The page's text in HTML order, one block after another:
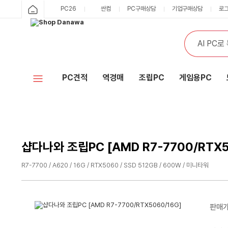
PC26 싼컴 PC구매상담 기업구매상담 로
통
합
검
색
검
색
PC견적 역경매 조립PC 게임용PC
샵다나와 조립PC [AMD R7-7700/
R7-7700 / A620 / 16G / RTX5060 / SSD 512GB / 600W / 미니타워
판매